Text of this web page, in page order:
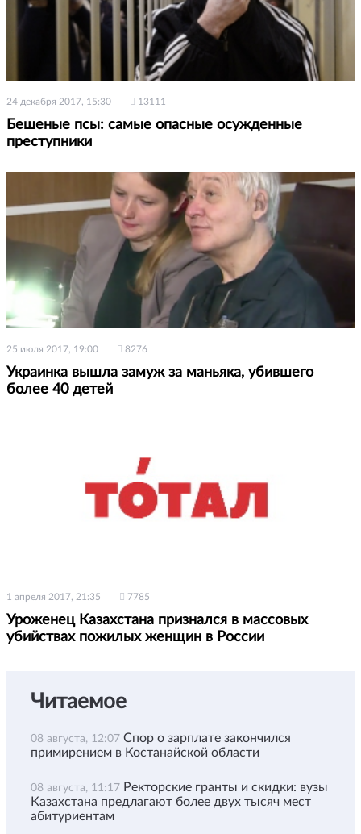
24 декабря 2017, 15:30 13111
Бешеные псы: самые опасные осужденные
преступники
25 июля 2017, 19:00 8276
Украинка вышла замуж за маньяка, убившего
более 40 детей
1 апреля 2017, 21:35 7785
Уроженец Казахстана признался в массовых
убийствах пожилых женщин в России
Читаемое
08 августа, 12:07 Спор о зарплате закончился
примирением в Костанайской области
08 августа, 11:17 Ректорские гранты и скидки: вузы
Казахстана предлагают более двух тысяч мест
абитуриентам